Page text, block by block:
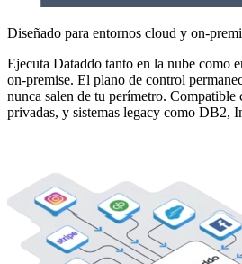
Diseñado para entornos cloud y on-
Ejecuta Dataddo tanto en la nube como
on-premise. El plano de control
nunca salen de tu perímetro. Compatible
privadas, y sistemas legacy como DB2,